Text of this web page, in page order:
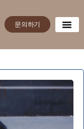
문의하기